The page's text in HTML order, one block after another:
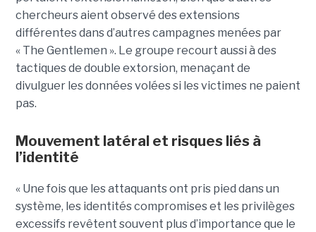
chercheurs aient observé des extensions
différentes dans d’autres campagnes menées par
« The Gentlemen ». Le groupe recourt aussi à des
tactiques de double extorsion, menaçant de
divulguer les données volées si les victimes ne paient
pas.
Mouvement latéral et risques liés à
l’identité
« Une fois que les attaquants ont pris pied dans un
système, les identités compromises et les privilèges
excessifs revêtent souvent plus d’importance que le